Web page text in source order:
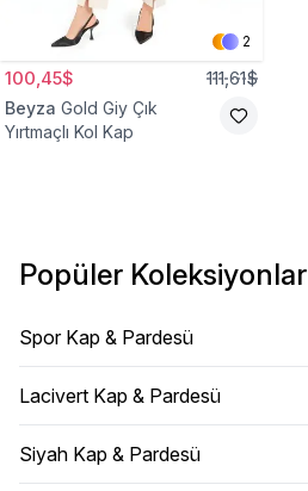
2
100,45$ 111,61$
Beyza Gold Giy Çık
Yırtmaçlı Kol Kap
Popüler Koleksiyonlar
Spor Kap & Pardesü
Lacivert Kap & Pardesü
Siyah Kap & Pardesü